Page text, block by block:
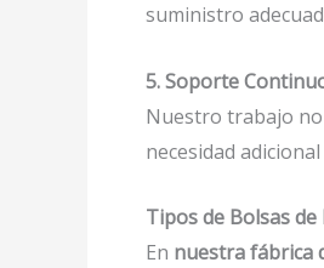
suministro
5. Soporte
Nuestro trabajo
necesidad
Tipos de Bolsas
En nuestra fábrica